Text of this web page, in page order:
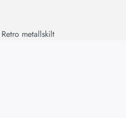
Retro metallskilt